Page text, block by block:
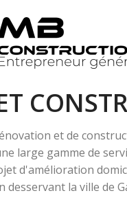
ET
et de
large gamme de
d'amélioration
desservant la ville de